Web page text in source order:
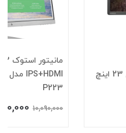
مانیتور استوک اچ پی مدل 23 اینچ
P223
10,090,000